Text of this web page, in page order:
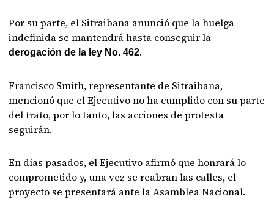
Por su parte, el Sitraibana anunció que la huelga
indefinida se mantendrá hasta conseguir la
derogación de la ley No. 462.
Francisco Smith, representante de Sitraibana,
mencionó que el Ejecutivo no ha cumplido con su parte
del trato, por lo tanto, las acciones de protesta
seguirán.
En días pasados, el Ejecutivo afirmó que honrará lo
comprometido y, una vez se reabran las calles, el
proyecto se presentará ante la Asamblea Nacional.